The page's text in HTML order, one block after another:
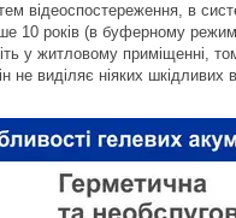
відеоспостереження, в
10 років (в буферному
у житловому приміщенні,
не виділяє ніяких шкідливих